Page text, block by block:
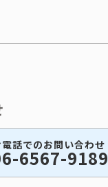
電話でのお問い合わせ
6567-9189